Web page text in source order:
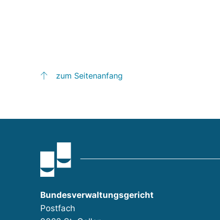
zum Seitenanfang
Bundesverwaltungsgericht
Postfach